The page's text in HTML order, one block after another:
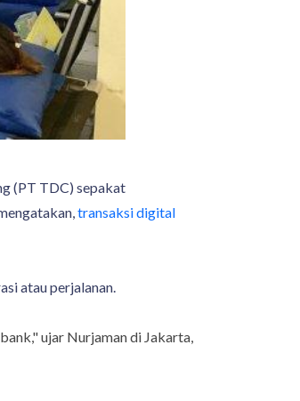
(PT TDC) sepakat
transaksi digital
atau perjalanan.
ujar Nurjaman di Jakarta,